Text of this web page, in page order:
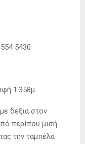
5430
1.358μ.
δεξιά στον
περίπου μισή
την ταμπέλα